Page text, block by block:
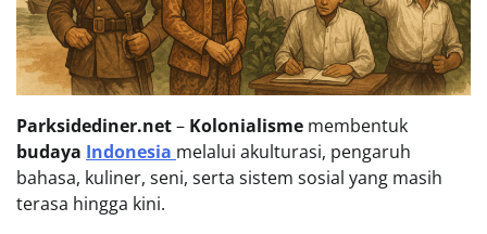
Parksidediner.net– Kolonialisme membentuk
budaya Indonesia melalui akulturasi, pengaruh
bahasa, kuliner, seni, serta sistem sosial yang masih
terasa hingga kini.